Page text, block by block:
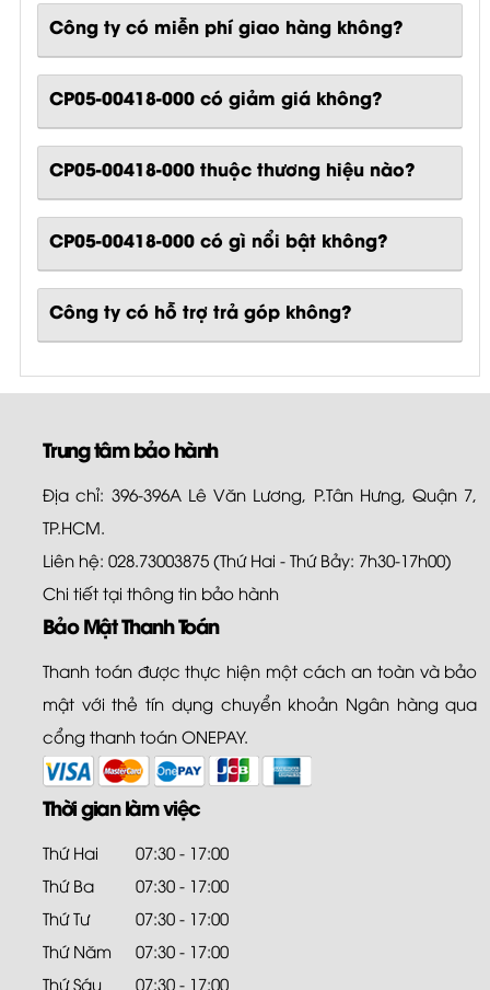
Công ty có miễn phí giao hàng không?
CP05-00418-000 có giảm giá không?
CP05-00418-000 thuộc thương hiệu nào?
CP05-00418-000có gì nổi bật không?
Công ty có hỗ trợ trả góp không?
Trung tâm bảo hành
Địa chỉ: 396-396A Lê Văn Lương, P.Tân Hưng, Quận 7,
TP.HCM.
Liên hệ: 028.73003875 (Thứ Hai - Thứ Bảy: 7h30-17h00)
Chi tiết tại thông tin bảo hành
Bảo Mật Thanh Toán
Thanh toán được thực hiện một cách an toàn và bảo
mật với thẻ tín dụng chuyển khoản Ngân hàng qua
cổng thanh toán ONEPAY.
Thời gian làm việc
Thứ Hai
07:30 - 17:00
Thứ Ba
07:30 - 17:00
Thứ Tư
07:30 - 17:00
Thứ Năm
07:30 - 17:00
Thứ Sáu
07:30 - 17:00